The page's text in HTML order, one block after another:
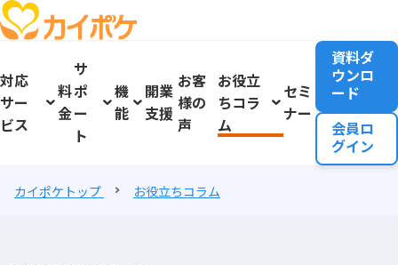
対応
サー
ビス
料
金
サ
ポ
ー
ト
機
能
開業
支援
お客
様の
声
お役立
ちコラ
ム
セミ
ナー
資料ダ
ウンロ
ード
会員ロ
グイン
カイポケトップ お役立ちコラム